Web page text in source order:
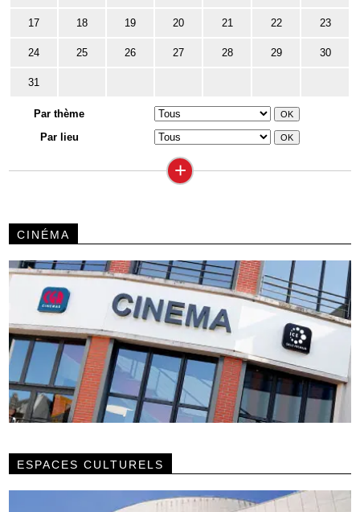
17 18 19 20 21 22 23
24 25 26 27 28 29 30
31
Par thème
Par lieu
+
CINÉMA
ESPACES CULTURELS